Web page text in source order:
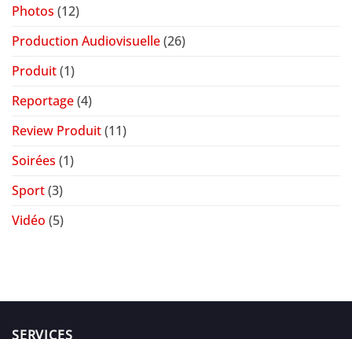
Photos (12)
Production Audiovisuelle(26)
Produit(1)
Reportage(4)
Review Produit(11)
Soirées (1)
Sport(3)
Vidéo (5)
SERVICES